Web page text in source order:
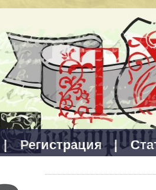
| Регистрация |